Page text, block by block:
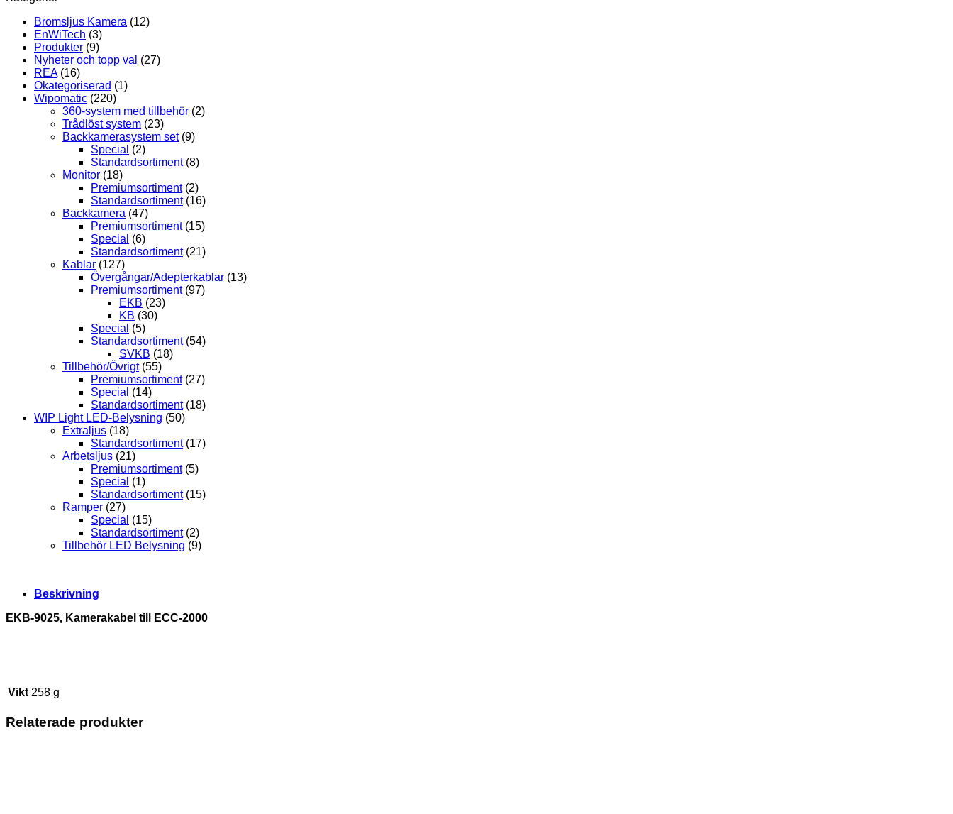
Bromsljus Kamera (12)
EnWiTech (3)
Produkter (9)
Nyheter och topp val (27)
REA (16)
Okategoriserad (1)
Wipomatic (220)
360-system med tillbehör (2)
Trådlöst system (23)
Backkamerasystem set (9)
Special (2)
Standardsortiment (8)
Monitor (18)
Premiumsortiment (2)
Standardsortiment (16)
Backkamera (47)
Premiumsortiment (15)
Special (6)
Standardsortiment (21)
Kablar (127)
Övergångar/Adepterkablar (13)
Premiumsortiment (97)
EKB (23)
KB (30)
Special (5)
Standardsortiment (54)
SVKB (18)
Tillbehör/Övrigt (55)
Premiumsortiment (27)
Special (14)
Standardsortiment (18)
WIP Light LED-Belysning (50)
Extraljus (18)
Standardsortiment (17)
Arbetsljus (21)
Premiumsortiment (5)
Special (1)
Standardsortiment (15)
Ramper (27)
Special (15)
Standardsortiment (2)
Tillbehör LED Belysning (9)
Beskrivning
EKB-9025, Kamerakabel till ECC-2000
Vikt 258 g
Relaterade produkter